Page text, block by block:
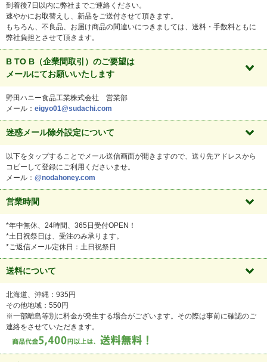
到着後7日以内に弊社までご連絡ください。
速やかにお取替えし、新品をご送付させて頂きます。
もちろん、不良品、お届け商品の間違いにつきましては、送料・手数料ともに
弊社負担とさせて頂きます。
B TO B（企業間取引）のご要望は
メールにてお願いいたします
野田ハニー食品工業株式会社 営業部
メール： eigyo01@sudachi.com
迷惑メール除外設定について
以下をタップすることでメール送信画面が開きますので、送り先アドレスから
コピーして登録にご利用くださいませ。
メール： @nodahoney.com
営業時間
*年中無休、24時間、365日受付OPEN！
*土日祝祭日は、受注のみ承ります。
*ご返信メール定休日：土日祝祭日
送料について
北海道、沖縄：935円
その他地域：550円
※一部離島等別に料金が発生する場合がございます。その際は事前に確認のご
連絡をさせていただきます。